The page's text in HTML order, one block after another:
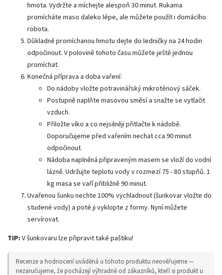
hmota. Vydržte a míchejte alespoň 30 minut. Rukama
promícháte maso daleko lépe, ale můžete použít i domácího
robota.
Důkladně promíchanou hmotu dejte do ledničky na 24 hodin
odpočinout. V polovině tohoto času můžete ještě jednou
promíchat.
Konečná příprava a doba vaření:
Do nádoby vložte potravinářský mikroténový sáček.
Postupně naplňte masovou směsí a snažte se vytlačit
vzduch.
Přiložte víko a co nejsilněji přitlačte k nádobě.
Doporučujeme před vařením nechat cca 90 minut
odpočinout.
Nádoba naplněná připraveným masem se vloží do vodní
lázně. Udržujte teplotu vody v rozmezí 75 - 80 stupňů. 1
kg masa se vaří přibližně 90 minut.
Uvařenou šunku nechte 100% vychladnout (šunkovar vložte do
studené vody) a poté ji vyklopte z formy. Nyní můžete
servírovat.
TIP: V šunkovaru lze připravit také paštiku!
Recenze a hodnocení uváděná u tohoto produktu neověřujeme —
nezaručujeme, že pocházejí výhradně od zákazníků, kteří si produkt u